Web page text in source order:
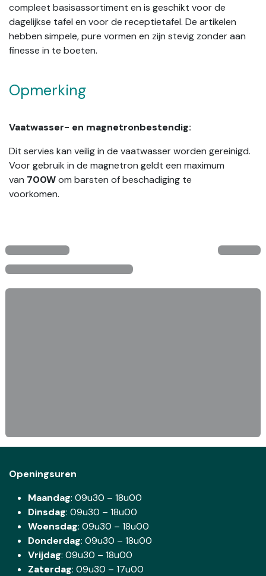
compleet basisassortiment en is geschikt voor de
dagelijkse tafel en voor de receptietafel. De artikelen
hebben simpele, pure vormen en zijn stevig zonder aan
finesse in te boeten.
Opmerking
Vaatwasser- en magnetronbestendig:
Dit servies kan veilig in de vaatwasser worden gereinigd.
Voor gebruik in de magnetron geldt een maximum
van 700Wom barsten of beschadiging te
voorkomen.
Openingsuren
Maandag: 09u30 – 18u00
Dinsdag: 09u30 – 18u00
Woensdag: 09u30 – 18u00
Donderdag: 09u30 – 18u00
Vrijdag: 09u30 – 18u00
Zaterdag: 09u30 – 17u00